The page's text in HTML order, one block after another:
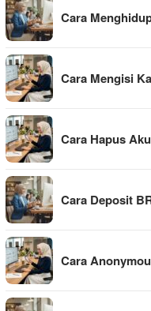
Cara
Cara Mengisi
Cara Hapus
Cara Deposit
Cara